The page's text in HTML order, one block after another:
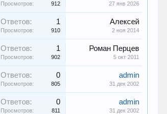
Просмотров: 912 27 янв 2026
Ответов: 1
Просмотров: 910
Алексей
2 ноя 2014
Ответов: 1
Просмотров: 902
Роман Перцев
5 окт 2011
Ответов: 0
Просмотров: 805
admin
31 дек 2002
Ответов: 0
Просмотров: 811
admin
31 дек 2002